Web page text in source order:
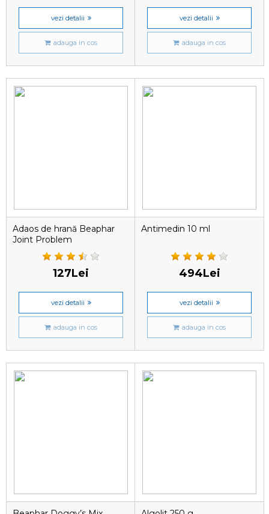
vezi detalii
adauga in cos
vezi detalii
adauga in cos
Adaos de hrană Beaphar
Joint Problem
127Lei
vezi detalii
adauga in cos
Antimedin 10 ml
494Lei
vezi detalii
adauga in cos